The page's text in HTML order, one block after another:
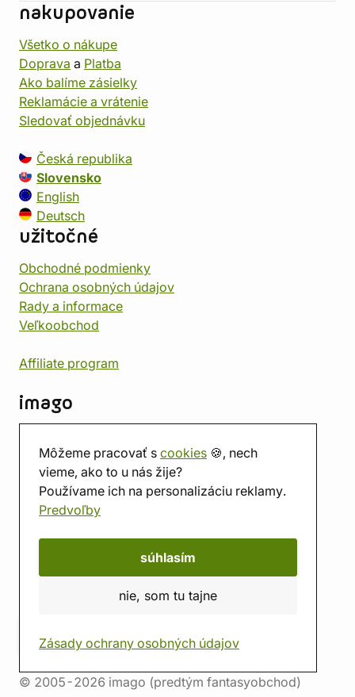
Môžeme pracovať s cookies 🍪, nech
vieme, ako to u nás žije?
Používame ich na personalizáciu reklamy.
Predvoľby
súhlasím
nie, som tu tajne
Zásady ochrany osobných údajov
nakupovanie
Všetko o nákupe
Doprava a Platba
Ako balíme zásielky
Reklamácie a vrátenie
Sledovať objednávku
Česká republika
Slovensko
English
Deutsch
užitočné
Obchodné podmienky
Ochrana osobných údajov
Rady a informace
Veľkoobchod
Affiliate program
imago
Predajňa
Herňa
O nás
Hodnotenie obchodu
© 2005-2026 imago (predtým fantasyobchod)